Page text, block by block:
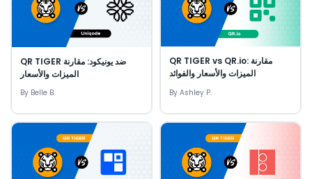
QR TIGER ضد يونيكود: مقارنة
الميزات والأسعار
By Belle B.
QR TIGER vs QR.io: مقارنة
الميزات والأسعار والفوائد
By Ashley P.